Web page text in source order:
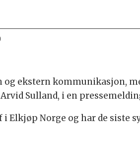
ekstern kommunikasjon,
Sulland, i en
Norge og har de siste